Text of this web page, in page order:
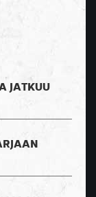
JATKUU